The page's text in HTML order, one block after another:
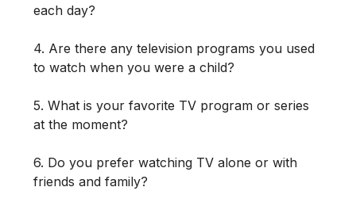
each day?
4. Are there any television programs you used
to watch when you were a child?
5. What is your favorite TV program or series
at the moment?
6. Do you prefer watching TV alone or with
friends and family?